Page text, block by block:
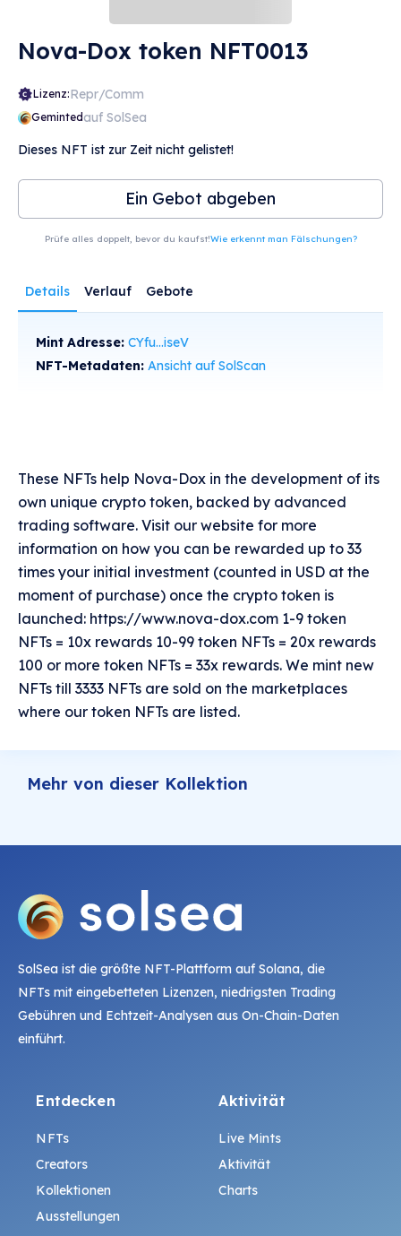
Nova-Dox token NFT0013
Lizenz:Repr/Comm
Gemintedauf SolSea
Dieses NFT ist zur Zeit nicht gelistet!
Ein Gebot abgeben
Prüfe alles doppelt, bevor du kaufst!Wie erkennt man Fälschungen?
Details Verlauf Gebote
Mint Adresse: CYfu...iseV
NFT-Metadaten: Ansicht auf SolScan
These NFTs help Nova-Dox in the development of its
own unique crypto token, backed by advanced
trading software. Visit our website for more
information on how you can be rewarded up to 33
times your initial investment (counted in USD at the
moment of purchase) once the crypto token is
launched: https://www.nova-dox.com 1-9 token
NFTs = 10x rewards 10-99 token NFTs = 20x rewards
100 or more token NFTs = 33x rewards. We mint new
NFTs till 3333 NFTs are sold on the marketplaces
where our token NFTs are listed.
Mehr von dieser Kollektion
SolSea ist die größte NFT-Plattform auf Solana, die
NFTs mit eingebetteten Lizenzen, niedrigsten Trading
Gebühren und Echtzeit-Analysen aus On-Chain-Daten
einführt.
Entdecken
NFTs
Creators
Kollektionen
Ausstellungen
Aktivität
Live Mints
Aktivität
Charts